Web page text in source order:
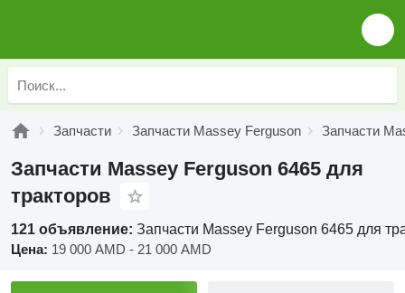
Запчасти Запчасти Massey Ferguson Запчасти
Запчасти Massey Ferguson 6465 для
тракторов
121 объявление: Запчасти Massey Ferguson 6465 для
Цена: 19 000 AMD - 21 000 AMD